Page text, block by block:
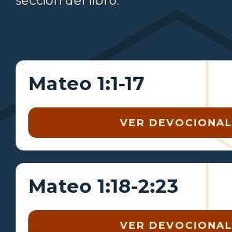
Mateo 1:1-17
VER DEVOCIONAL
Mateo 1:18-2:23
VER DEVOCIONAL